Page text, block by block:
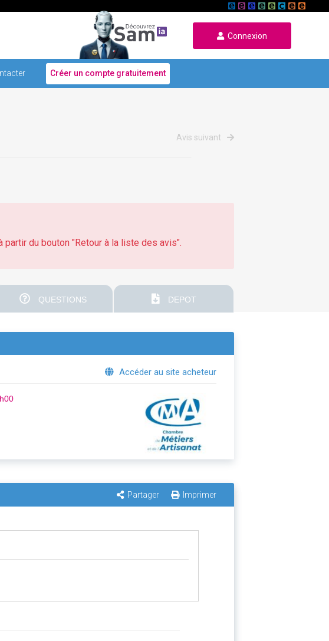
Connexion
Créer un compte gratuitement
Avis suivant
du bouton "Retour à la liste des avis".
QUESTIONS DEPOT
Accéder au site acheteur
Partager Imprimer